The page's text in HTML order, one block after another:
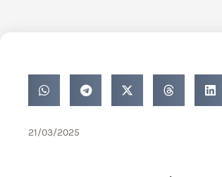
21/03/2025